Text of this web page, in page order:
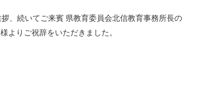
、続いてご来賓 県教育委員会北信教育事務所長の
よりご祝辞をいただきました。